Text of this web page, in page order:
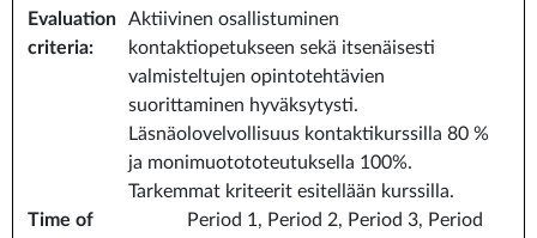
Evaluation
criteria:
Aktiivinen osallistuminen
kontaktiopetukseen sekä itsenäisesti
valmisteltujen opintotehtävien
suorittaminen hyväksytysti.
Läsnäolovelvollisuus kontaktikurssilla 80 %
ja monimuotototeutuksella 100%.
Tarkemmat kriteerit esitellään kurssilla.
Time of
Period 1, Period 2, Period 3, Period